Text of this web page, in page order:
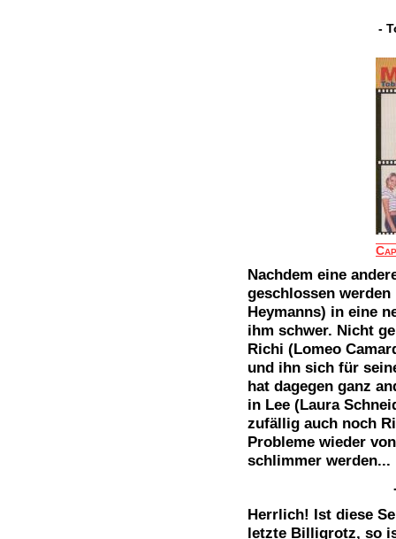
-
Nachdem eine
geschlossen
Heymanns) in eine
ihm schwer. Nicht
Richi (Lomeo
und ihn sich für
hat dagegen ganz
in Lee (Laura
zufällig auch noch
Probleme wieder
schlimmer werden...
Herrlich! Ist diese
letzte Billigrotz, so